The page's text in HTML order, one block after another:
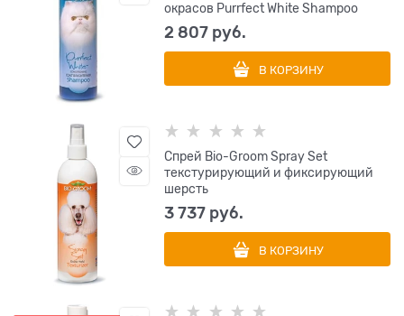
окрасов Purrfect White Shampoo
2 807 руб.
В КОРЗИНУ
Спрей Bio-Groom Spray Set
текстурирующий и фиксирующий
шерсть
3 737 руб.
В КОРЗИНУ